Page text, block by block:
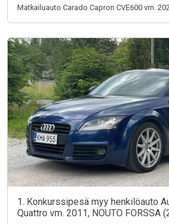
Matkailuauto Carado Capron CVE600 vm.
1. Konkurssipesä myy henkilöauto
Quattro vm. 2011, NOUTO FORSSA